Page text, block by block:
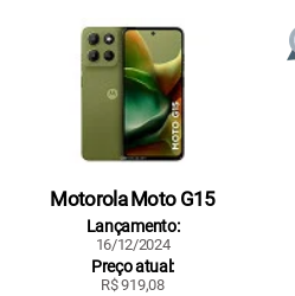
Motorola Moto G15
Lançamento:
16/12/2024
Preço atual:
R$ 919,08